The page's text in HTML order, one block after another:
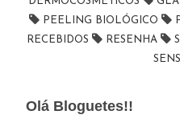
PEELING BIOLÓGICO
RECEBIDOS
RESENHA
Olá Bloguetes!!